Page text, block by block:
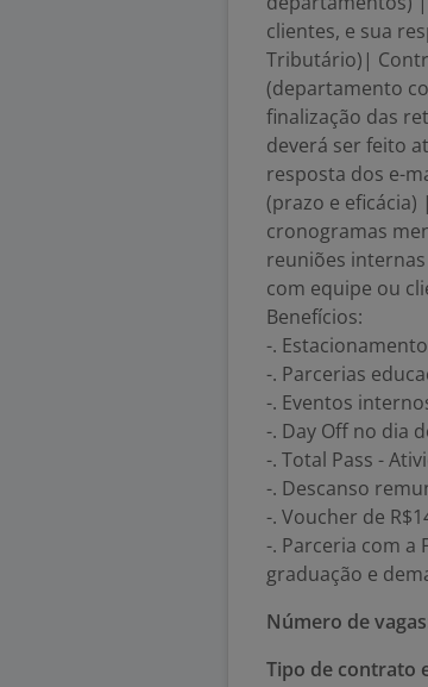
clientes, e sua
Tributário)|
(departamento
finalização das
deverá ser feito
resposta dos e-
(prazo e
cronogramas
reuniões
com equipe ou
Benefícios:
-. Estacionamento
-. Parcerias
-. Eventos
-. Day Off no dia
-. Total Pass -
-. Descanso
-. Voucher de
-. Parceria com a
graduação e
Número de
Tipo de contrato